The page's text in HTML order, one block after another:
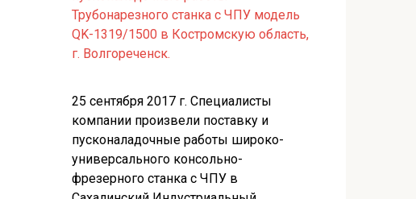
Трубонарезного станка с ЧПУ модель
QK-1319/1500 в Костромскую область,
г. Волгореченск.
25 сентября 2017 г. Специалисты
компании произвели поставку и
пусконаладочные работы широко-
универсального консольно-
фрезерного станка с ЧПУ в